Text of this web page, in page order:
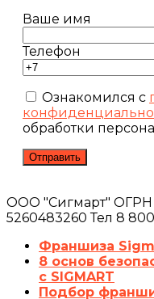
Ваше имя
Телефон
Ознакомился с
обработки
ООО "Сигмарт" ОГРН
5260483260 Тел 8
Франшиза
8 основ
с SIGMART
Подбор